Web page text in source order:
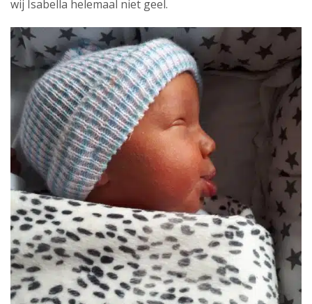
wij Isabella helemaal niet geel.